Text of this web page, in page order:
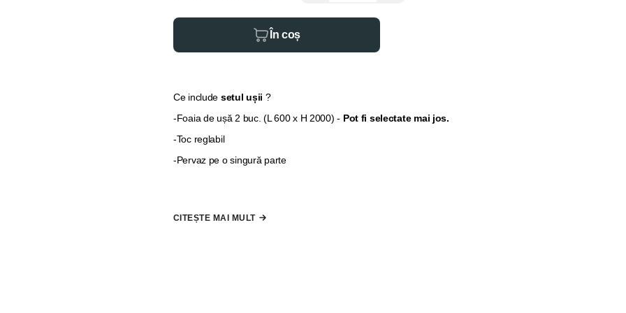
În coș
Ce include setul ușii ?
-Foaia de ușă 2 buc. (L 600 x H 2000)- Pot fi selectate mai jos.
-Toc reglabil
-Pervaz pe o singură parte
suplimentare",în cazul în care grosimea peretelui nu permite să fie acoperită doar cu pervazuri.
CITEȘTE MAI MULT